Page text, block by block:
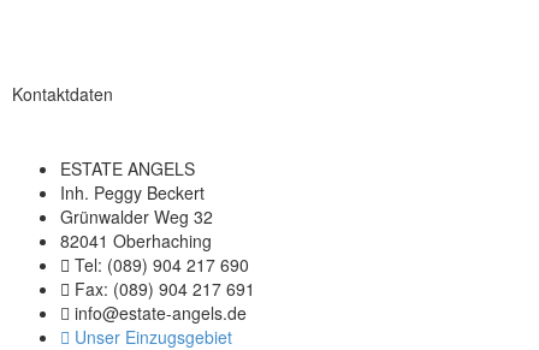
Kontaktdaten
ESTATE ANGELS
Inh. Peggy Beckert
Grünwalder Weg 32
82041 Oberhaching
Tel: (089) 904 217 690
Fax: (089) 904 217 691
info@estate-angels.de
Unser Einzugsgebiet